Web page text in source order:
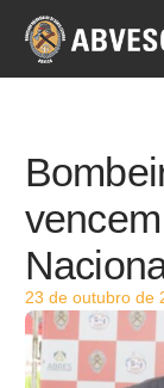
23 de outubro de